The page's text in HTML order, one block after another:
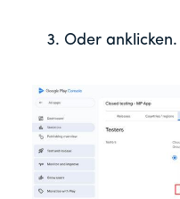
Oder anklicken.